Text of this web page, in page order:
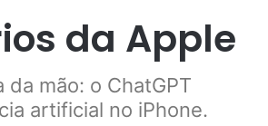
da Apple
mão: o ChatGPT
artificial no iPhone.